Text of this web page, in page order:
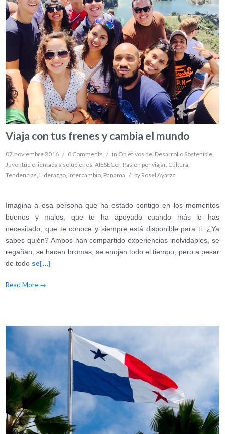
Viaja con tus frenes y cambia el mundo
07.noviembre 2016 / 0 Comments / in Objetivos del Desarrollo Sostenible
Juventud orientada a soluciones ,AIESECer, Pasión por viajar, Cultura
Tendencias Liderazgo Intercambio Panama / by Rosel Ayarza
Imagina a esa persona que ha estado contigo en los momentos
buenos y malos, que te ha apoyado cuando más lo has
necesitado, que te conoce y siempre está disponible para ti. ¿Ya
sabes quién? Ambos han compartido experiencias inolvidables, se
regañan, se hacen bromas, se enojan todo el tiempo, pero a pesar
de todose[...]
Read More →